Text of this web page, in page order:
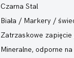
Czarna Stal
Biała / Markery /
Zatrzaskowe
Mineralne, odporne